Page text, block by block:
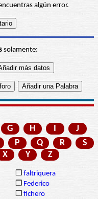
algún error.
solamente:
G H I
J
P Q R
S
X Y Z
❒ faltriquera
❒ Federico
❒ fichero